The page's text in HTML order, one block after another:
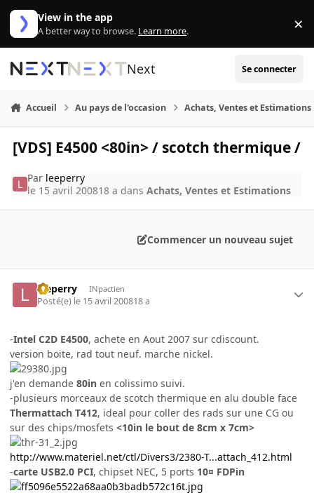
Aller au contenu
View in the app
A better way to browse. Learn more. ×
Next Se connecter
Accueil Au pays de l'occasion Achats, Ventes et Estimations
[VDS] E4500 <80in> / scotch thermique /
Par leeperry
le 15 avril 200818 a dansAchats, Ventes et Estimations
Commencer un nouveau sujet
leeperry INpactien
Posté(e) le 15 avril 200818 a
-Intel C2D E4500, achete en Aout 2007 sur cdiscount.
version boite, rad tout neuf. marche nickel.
j'en demande 80in en colissimo suivi.
-plusieurs morceaux de scotch thermique en alu double face
Thermattach T412, ideal pour coller des rads sur une CG ou
sur des chips/mosfets <10in le bout de 8cm x 7cm>
http://www.materiel.net/ctl/Divers3/2380-T...attach_412.html
-carte USB2.0 PCI, chipset NEC, 5 ports 10¤ FDPin